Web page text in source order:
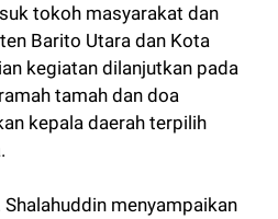
tokoh masyarakat dan
Barito Utara dan Kota
kegiatan dilanjutkan pada
tamah dan doa
kepala daerah terpilih
menyampaikan